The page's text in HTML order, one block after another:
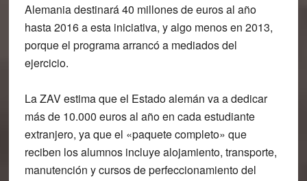
Alemania destinará 40 millones de euros al año
hasta 2016 a esta iniciativa, y algo menos en 2013,
porque el programa arrancó a mediados del
ejercicio.
La ZAV estima que el Estado alemán va a dedicar
más de 10.000 euros al año en cada estudiante
extranjero, ya que el «paquete completo» que
reciben los alumnos incluye alojamiento, transporte,
manutención y cursos de perfeccionamiento del